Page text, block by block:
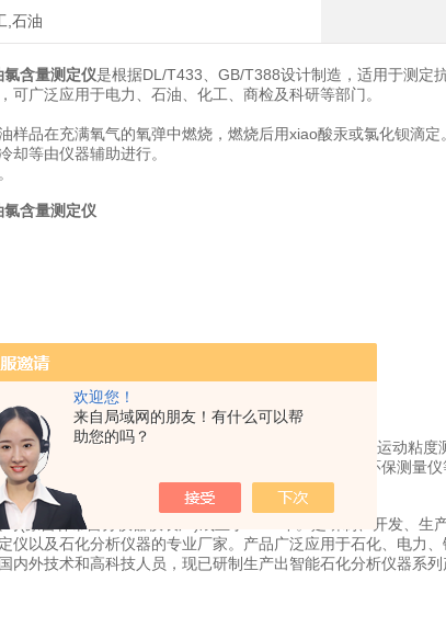
欢迎您！
来自局域网的朋友！有什么可以帮
助您的吗？
,石油
含量测定仪是根据DL/T433、GB/T388设计制造，适用于测定
可广泛应用于电力、石油、化工、商检及科研等部门。
样品在充满氧气的氧弹中燃烧，燃烧后用xiao酸汞或氯化钡滴定。
却等由仪器辅助进行。
含量测定仪
50Hz
冷
是吉林一家专业分析仪器生产商，我公司主要产品有运动粘度
气释放值测定仪、氧化安定性测定仪、密度测定仪，环保测量
(原吉林市吉分仪器仪表厂)成立于1987年。是研制、开发、生
仪以及石化分析仪器的专业厂家。产品广泛应用于石化、电力
内外技术和高科技人员，现已研制生产出智能石化分析仪器系